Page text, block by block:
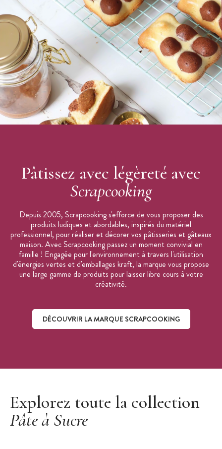
Pâtissez avec légèreté avec
Scrapcooking
Depuis 2005, Scrapcooking s'efforce de vous proposer des
produits ludiques et abordables, inspirés du matériel
professionnel, pour réaliser et décorer vos pâtisseries et gâteaux
maison. Avec Scrapcooking passez un moment convivial en
famille ! Engagée pour l'environnement à travers l'utilisation
d'énergies vertes et d'emballages kraft, la marque vous propose
une large gamme de produits pour laisser libre cours à votre
créativité.
DÉCOUVRIR LA MARQUE SCRAPCOOKING
Explorez toute la collection
Pâte à Sucre